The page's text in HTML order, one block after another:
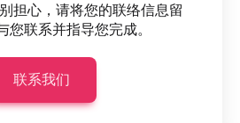
担心，请将您的联络信息留
您联系并指导您完成。
联系我们